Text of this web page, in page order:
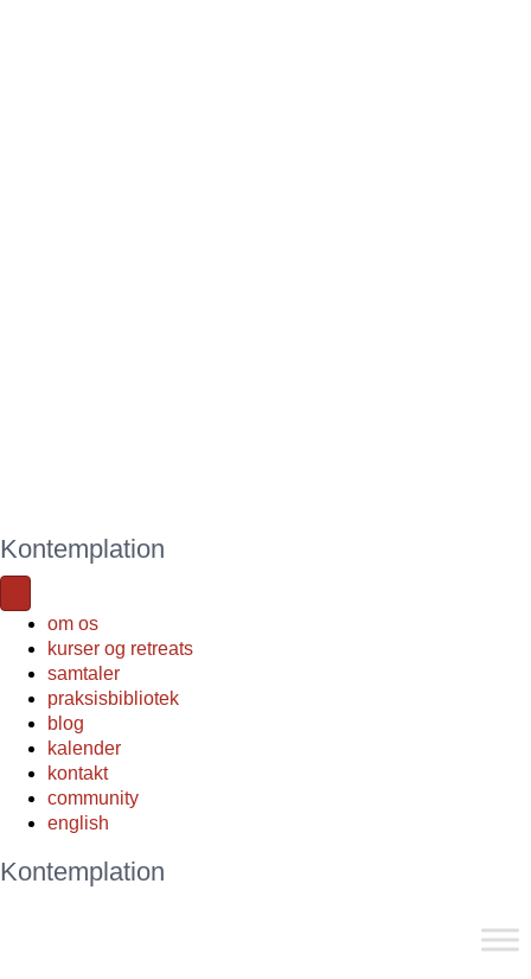
Kontemplation
om os
kurser og retreats
samtaler
praksisbibliotek
blog
kalender
kontakt
community
english
Kontemplation